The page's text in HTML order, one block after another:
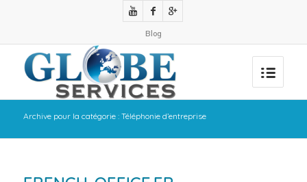
Blog
Archive pour la catégorie : Téléphonie d’entreprise